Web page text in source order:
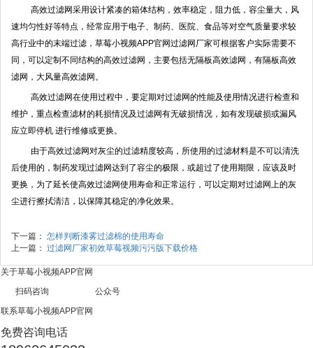
高效过滤网采用设计紧凑的箱体结构，效率稳定，阻力低，容尘量大，风
速均匀性好等特点，经常应用于电子、制药、医院、食品等对空气质量要求较
高行业中的末端过滤，草莓小视频APP官网过滤网厂家可根据客户实际需要不
同，可以定制不同结构的高效过滤网，主要包括无隔板高效滤网，有隔板高效
滤网，大风量高效滤网。
高效过滤网在使用过程中，要定期对过滤网的性能及使用情况进行检查和
维护，重点检查滤材的耗损情况及过滤网有无破损情况，如有发现破损或漏风
应立即停机 进行维修或更换。
由于高效过滤网对灰尘的过滤精度较高，所使用的过滤材料是不可以清洗
后使用的，制药发现过滤网达到了容尘的极限，或超过了使用期限，应该及时
更换，为了延长使高效过滤网使用寿命和正常运行，可以定期对过滤网上的灰
尘进行擦拭清洁，以保障其稳定的净化效果。
下一篇： 怎样判断漆雾过滤棉的使用寿命
上一篇： 过滤网厂家初效草莓视频污污版下载价格
关于草莓小视频APP官网
扫码咨询 公众号
联系草莓小视频APP官网
免费咨询电话